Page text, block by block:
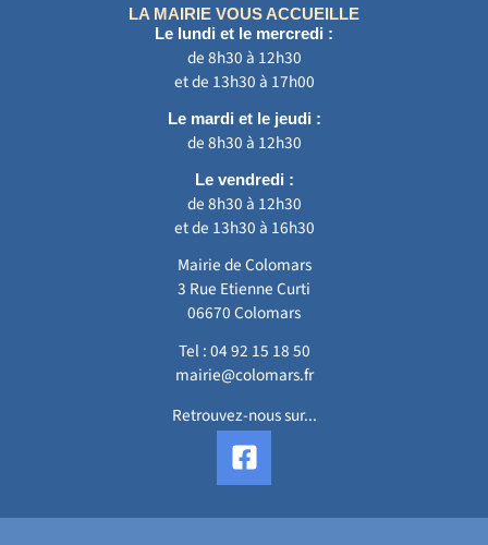
LA MAIRIE VOUS ACCUEILLE
Le lundi et le mercredi :
de 8h30 à 12h30
et de 13h30 à 17h00
Le mardi et le jeudi :
de 8h30 à 12h30
Le vendredi :
de 8h30 à 12h30
et de 13h30 à 16h30
Mairie de Colomars
3 Rue Etienne Curti
06670 Colomars
Tel :04 92 15 18 50
mairie@colomars.fr
Retrouvez-nous sur...
F
a
c
e